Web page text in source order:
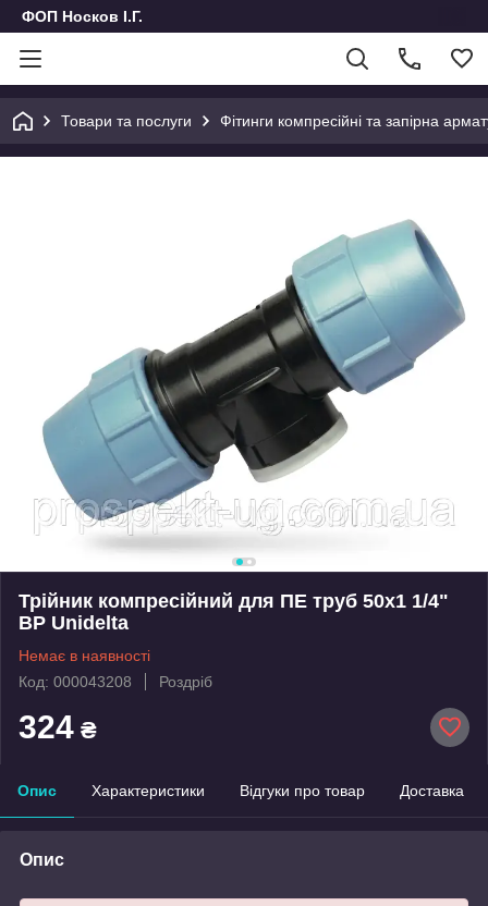
ФОП Носков І.Г.
Товари та послуги Фітинги компресійні та запірна
Трійник компресійний для ПЕ труб 50х1 1/4"
ВР Unidelta
Немає в наявності
Код: 000043208
Роздріб
324 ₴
Опис Характеристики Відгуки про товар Доставка
Опис